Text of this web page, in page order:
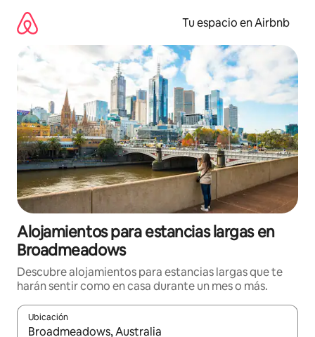
contenido
Tu espacio en Airbnb
Alojamientos para estancias largas en
Broadmeadows
Descubre alojamientos para estancias largas que te
harán sentir como en casa durante un mes o más.
Ubicación
Cuando los resultados estén disponibles, podrás navegar